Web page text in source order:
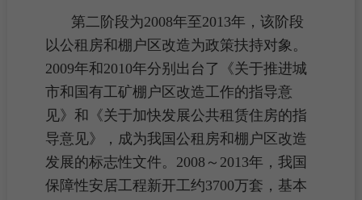
第二阶段为2008年至2013年，该阶段
以公租房和棚户区改造为政策扶持对象。
2009年和2010年分别出台了《关于推进城
市和国有工矿棚户区改造工作的指导意
见》和《关于加快发展公共租赁住房的指
导意见》，成为我国公租房和棚户区改造
发展的标志性文件。2008～2013年，我国
保障性安居工程新开工约3700万套，基本